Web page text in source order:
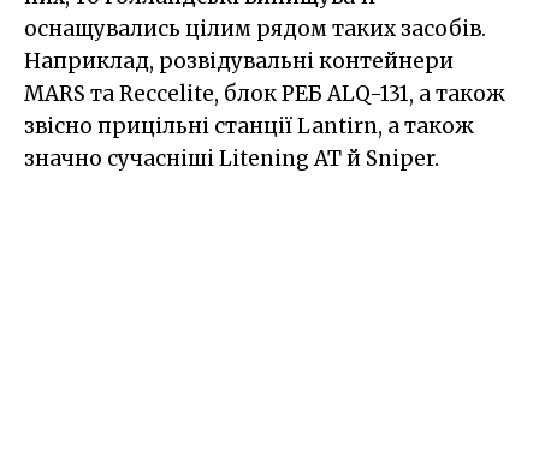
оснащувались цілим рядом таких засобів.
Наприклад, розвідувальні контейнери
MARS та Reccelite, блок РЕБ ALQ-131, а також
звісно прицільні станції Lantirn, а також
значно сучасніші Litening AT й Sniper.